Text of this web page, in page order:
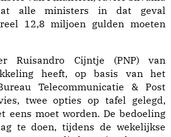
alle ministers in dat geval
12,8 miljoen gulden moeten
Ruisandro Cijntje (PNP) van
heeft, op basis van het
Telecommunicatie & Post
twee opties op tafel gelegd,
eens moet worden. De bedoeling
te doen, tijdens de wekelijkse